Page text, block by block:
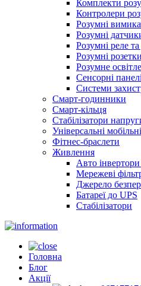
Комплекти
Контролери
Розумні
Розумні
Розумні реле
Розумні розетки
Розумне
Сенсорні
Системи
Смарт-годинники
Смарт-кільця
Стабілізатори
Універсальні
Фітнес-браслети
Живлення
Авто
Мережеві
Джерело
Батареї до UPS
Стабілізатори
Головна
Блог
Акції